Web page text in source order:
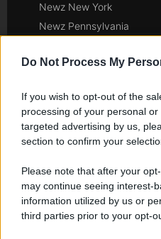
Do Not Process My
If you wish to opt-out of the
processing of your personal
targeted advertising by us,
section to confirm your
Please note that after your
may continue seeing interest-
information utilized by us or
third parties prior to your opt-
Newz New York
Newz Pennsylvania
Newz Ohio
Hig Tech Mag
Scoop Mag
Lgbtqia News
Home Magazine 365
Cineverse Magazine